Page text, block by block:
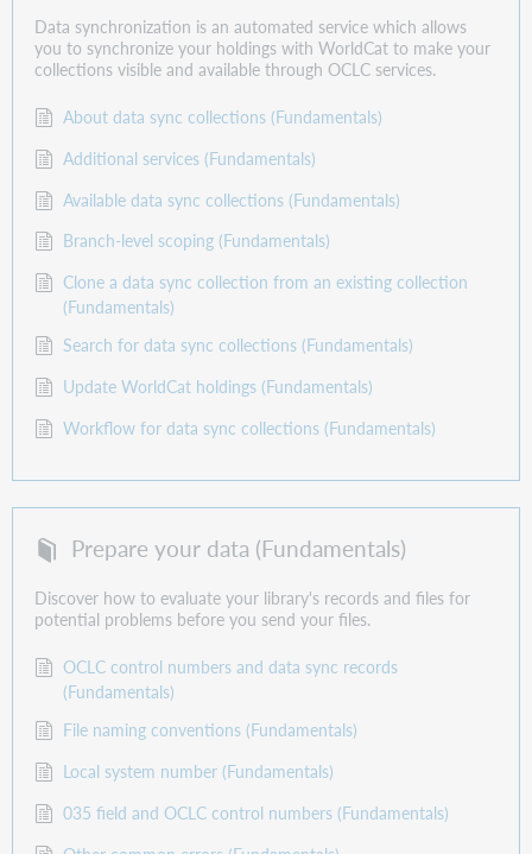
Data synchronization is an automated service which allows
you to synchronize your holdings with WorldCat to make your
collections visible and available through OCLC services.
About data sync collections (Fundamentals)
Additional services (Fundamentals)
Available data sync collections (Fundamentals)
Branch-level scoping (Fundamentals)
Clone a data sync collection from an existing collection
(Fundamentals)
Search for data sync collections (Fundamentals)
Update WorldCat holdings (Fundamentals)
Workflow for data sync collections (Fundamentals)
Prepare your data (Fundamentals)
Discover how to evaluate your library's records and files for
potential problems before you send your files.
OCLC control numbers and data sync records
(Fundamentals)
File naming conventions (Fundamentals)
Local system number (Fundamentals)
035 field and OCLC control numbers (Fundamentals)